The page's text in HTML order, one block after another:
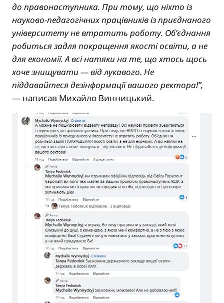
до правонаступника. При тому, що ніхто із
науково-педагогічних працівників із приєднаного
університету не втратить роботу. Об’єднання
робиться задля покращення якості освіти, а не
для економії. А всі натяки на те, що хтось щось
хоче знищувати — від лукавого. Не
піддавайтеся дезінформації вашого ректора!”,
— написав Михайло Винницький.